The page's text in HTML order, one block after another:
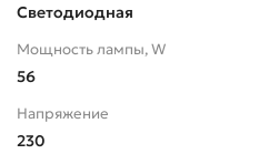
Светодиодная
Мощность лампы, W
56
Напряжение
230